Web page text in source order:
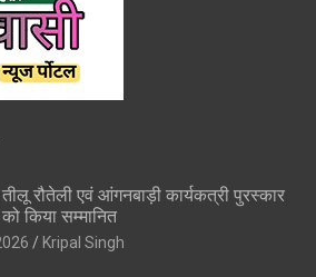
रौतेली एवं आंगनबाड़ी कार्यकत्री पुरस्कार
किया सम्मानित
Kripal Singh